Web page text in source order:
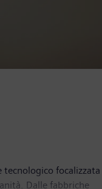
tecnologico focalizzata
Dalle fabbriche